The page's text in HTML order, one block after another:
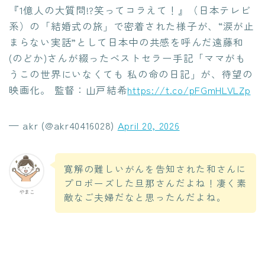
『1億人の大質問!?笑ってコラえて！』（日本テレビ
系）の「結婚式の旅」で密着された様子が、“涙が止
まらない実話”として日本中の共感を呼んだ遠藤和
(のどか)さんが綴ったベストセラー手記「ママがも
うこの世界にいなくても 私の命の日記」が、待望の
映画化。 監督：山戸結希https://t.co/pFGmHLVLZp
— akr (@akr40416028) April 20, 2026
やまこ
寛解の難しいがんを告知された和さんに
プロポーズした旦那さんだよね！凄く素
敵なご夫婦だなと思ったんだよね。